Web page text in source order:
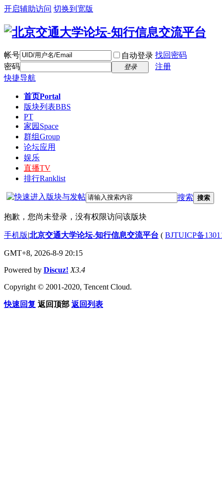
开启辅助访问 切换到宽版
帐号 自动登录 找回密码
密码
登录
注册
快捷导航
首页Portal
版块列表BBS
PT
家园 Space
群组Group
论坛应用
娱乐
直播TV
排行Ranklist
搜索 搜索
抱歉，您尚未登录，没有权限访问该版块
手机版|北京交通大学论坛-知行信息交流平台 ( BJTUICP备
GMT+8, 2026-8-9 20:15
Powered by Discuz! X3.4
Copyright © 2001-2020, Tencent Cloud.
快速回复 返回顶部 返回列表